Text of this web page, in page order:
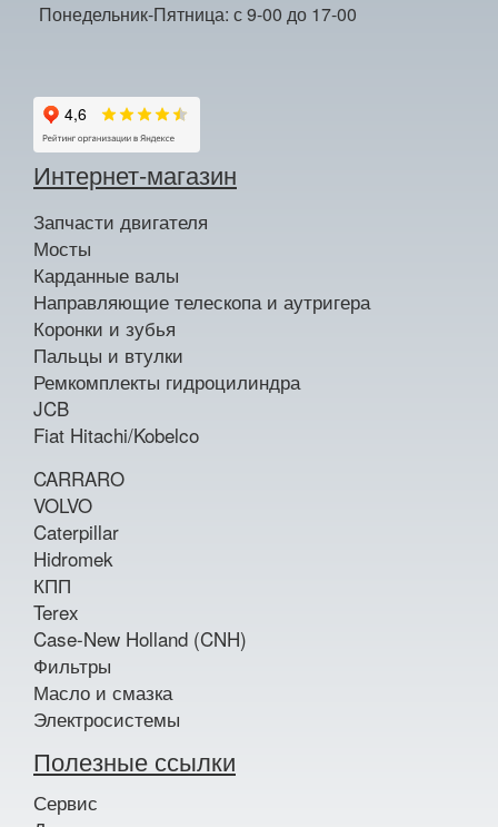
Понедельник-Пятница: с 9-00 до 17-00
Интернет-магазин
Запчасти двигателя
Мосты
Карданные валы
Направляющие телескопа и аутригера
Коронки и зубья
Пальцы и втулки
Ремкомплекты гидроцилиндра
JCB
Fiat Hitachi/Kobelco
CARRARO
VOLVO
Caterpillar
Hidromek
КПП
Terex
Case-New Holland (CNH)
Фильтры
Масло и смазка
Электросистемы
Полезные ссылки
Сервис